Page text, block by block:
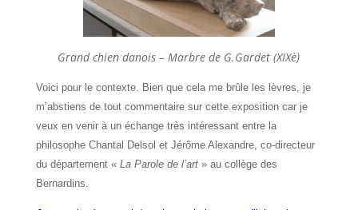
Grand chien danois – Marbre de G.Gardet (XIXè)
Voici pour le contexte. Bien que cela me brûle les lèvres, je
m’abstiens de tout commentaire sur cette exposition car je
veux en venir à un échange très intéressant entre la
philosophe Chantal Delsol et Jérôme Alexandre, co-directeur
du département « La Parole de l’art» au collège des
Bernardins.